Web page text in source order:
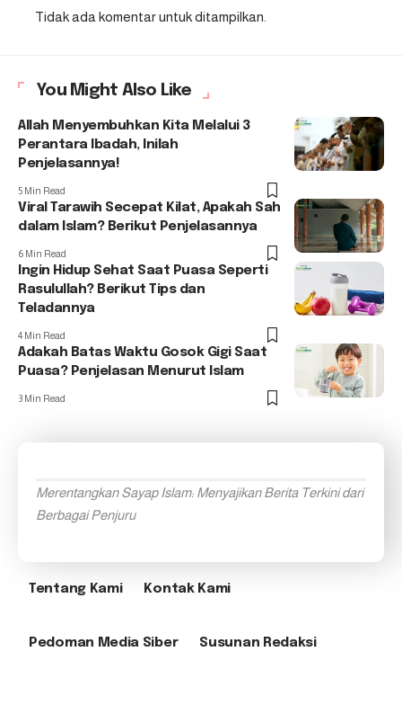
Tidak ada komentar untuk ditampilkan.
You Might Also Like
Allah Menyembuhkan Kita Melalui 3
Perantara Ibadah, Inilah
Penjelasannya!
5 Min Read
Viral Tarawih Secepat Kilat, Apakah Sah
dalam Islam? Berikut Penjelasannya
6 Min Read
Ingin Hidup Sehat Saat Puasa Seperti
Rasulullah? Berikut Tips dan
Teladannya
4 Min Read
Adakah Batas Waktu Gosok Gigi Saat
Puasa? Penjelasan Menurut Islam
3 Min Read
Merentangkan Sayap Islam: Menyajikan Berita Terkini dari
Berbagai Penjuru
Tentang Kami Kontak Kami
Pedoman Media Siber Susunan Redaksi